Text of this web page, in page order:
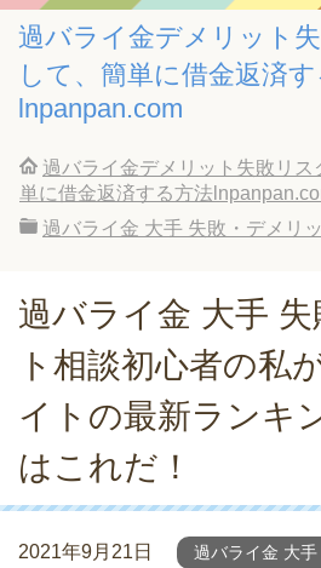
過バライ金デメリット
して、簡単に借金返済
lnpanpan.com
過バライ金デメリット失敗リス
単に借金返済する方法
過バライ金 大手 失敗・デメリ
過バライ金 大手
ト相談初心者の私
イトの最新ランキ
はこれだ！
2021年9月21日 過バライ金 大